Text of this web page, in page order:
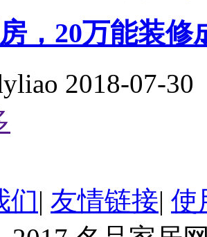
，20万能装
2018-07-30
们| 友情链接| 使